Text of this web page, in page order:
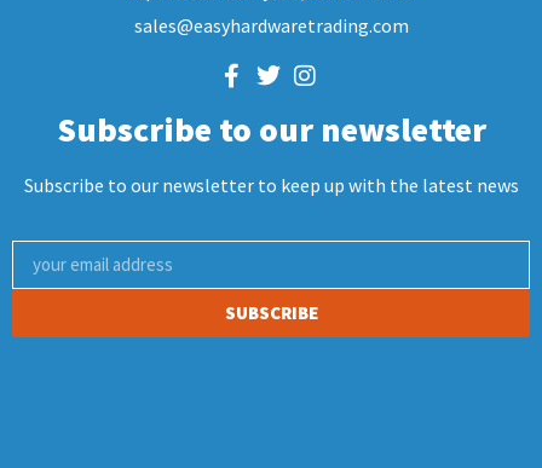
sales@easyhardwaretrading.com
Subscribe to our newsletter
Subscribe to our newsletter to keep up with the latest news
SUBSCRIBE